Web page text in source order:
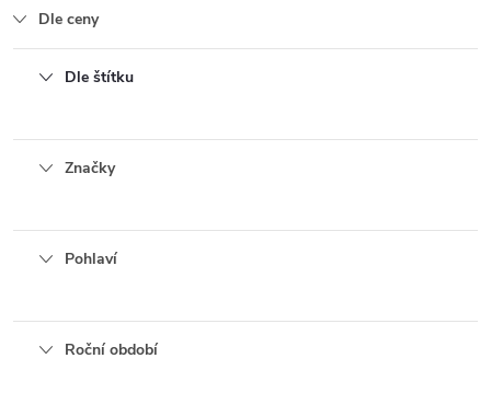
Dle ceny
Dle štítku
Značky
Pohlaví
Roční období